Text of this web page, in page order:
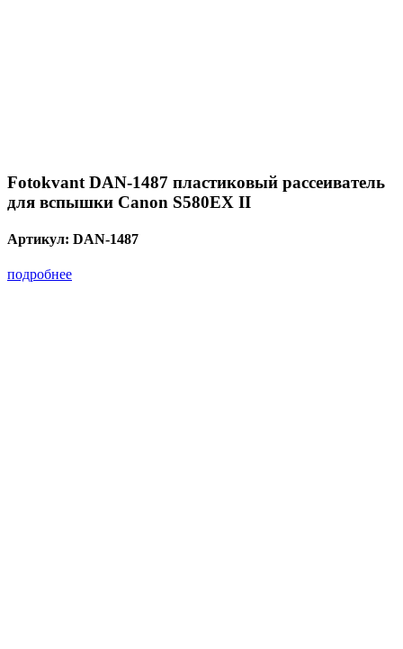
Fotokvant DAN-1487 пластиковый рассеиватель
для вспышки Canon S580EX II
Артикул: DAN-1487
подробнее